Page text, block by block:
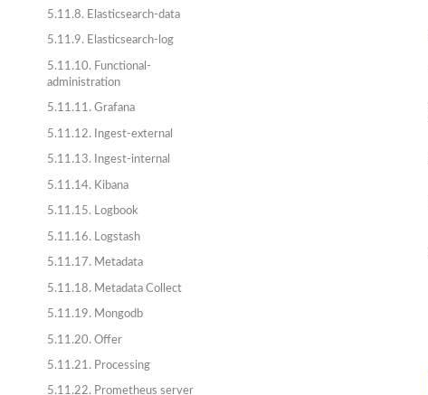
5.11.8. Elasticsearch-data
5.11.9. Elasticsearch-log
5.11.10. Functional-
administration
5.11.11. Grafana
5.11.12. Ingest-external
5.11.13. Ingest-internal
5.11.14. Kibana
5.11.15. Logbook
5.11.16. Logstash
5.11.17. Metadata
5.11.18. Metadata Collect
5.11.19. Mongodb
5.11.20. Offer
5.11.21. Processing
5.11.22. Prometheus server